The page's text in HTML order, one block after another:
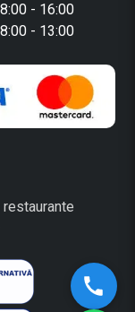
- 16:00
- 13:00